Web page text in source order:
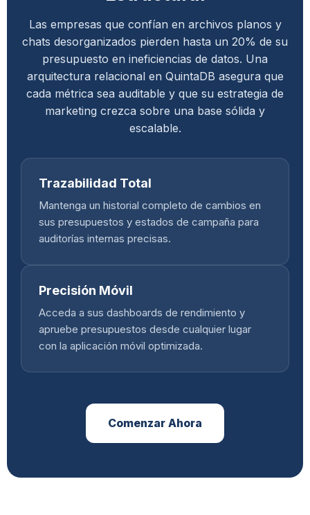
Las empresas que confían en archivos planos y
chats desorganizados pierden hasta un 20% de su
presupuesto en ineficiencias de datos. Una
arquitectura relacional en QuintaDB asegura que
cada métrica sea auditable y que su estrategia de
marketing crezca sobre una base sólida y
escalable.
Trazabilidad Total
Mantenga un historial completo de cambios en
sus presupuestos y estados de campaña para
auditorías internas precisas.
Precisión Móvil
Acceda a sus dashboards de rendimiento y
apruebe presupuestos desde cualquier lugar
con la aplicación móvil optimizada.
Comenzar Ahora